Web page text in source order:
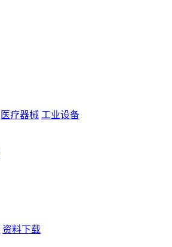
医疗器械 工业设备
资料下载